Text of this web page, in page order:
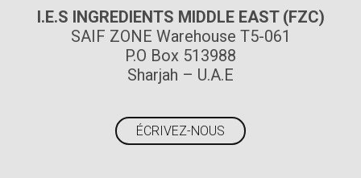
I.E.S INGREDIENTS MIDDLE EAST (FZC)
SAIF ZONE Warehouse T5-061
P.O Box 513988
Sharjah – U.A.E
ÉCRIVEZ-NOUS